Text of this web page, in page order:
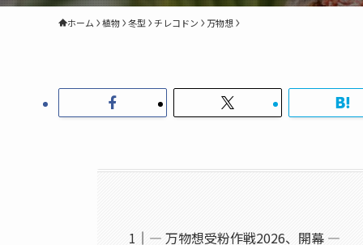
ホーム 植物 冬型 チレコドン 万物想
― 万物想受粉作戦2026、開幕 ―